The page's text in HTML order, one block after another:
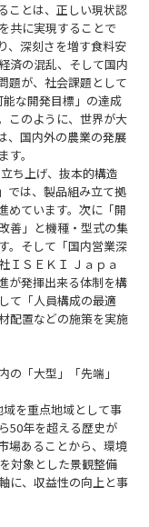
ことは、正しい現状認
共に実現することで
、深刻さを増す食料安
済の混乱、そして国内
題が、社会課題として
な開発目標」の達成
このように、世界が大
、国内外の農業の発展
。
ち上げ、抜本的構造
では、製品組み立て拠
めています。次に「開
善」と機種・型式の集
。そして「国内営業深
ＩＳＥＫＩ Ｊａｐａ
が発揮出来る体制を構
て「人員構成の最適
配置などの施策を実施
「大型」「先端」
を重点地域として事
50年を超える歴史が
場あることから、環境
対象とした景観整備
に、収益性の向上と事